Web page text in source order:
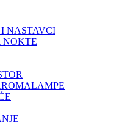
NASTAVCI
NOKTE